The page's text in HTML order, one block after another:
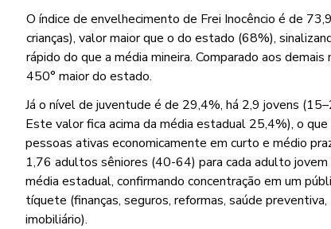
O índice de envelhecimento de Frei Inocêncio é de
crianças), valor maior que o do estado (68%),
rápido do que a média mineira. Comparado aos demais
450° maior do estado.
Já o nível de juventude é de 29,4%, há 2,9 jovens
Este valor fica acima da média estadual 25,4%), o
pessoas ativas economicamente em curto e médio
1,76 adultos sêniores (40-64) para cada adulto
média estadual, confirmando concentração em um
tíquete (finanças, seguros, reformas, saúde
imobiliário).